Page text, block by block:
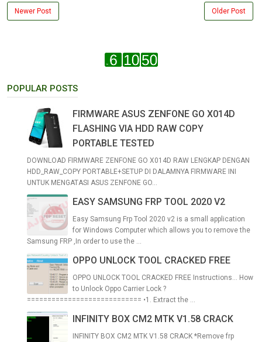
Newer Post Older Post
POPULAR POSTS
FIRMWARE ASUS ZENFONE GO X014D
FLASHING VIA HDD RAW COPY
PORTABLE TESTED
DOWNLOAD FIRMWARE ZENFONE GO X014D RAW LENGKAP DENGAN
HDD_RAW_COPY PORTABLE+SETUP DI DALAMNYA FIRMWARE INI
UNTUK MENGATASI ASUS ZENFONE GO...
EASY SAMSUNG FRP TOOL 2020 V2
Easy Samsung Frp Tool 2020 v2 is a small application
for Windows Computer which allows you to remove the
Samsung FRP ,In order to use the ...
OPPO UNLOCK TOOL CRACKED FREE
OPPO UNLOCK TOOL CRACKED FREE Instructions... How
to Unlock Oppo Carrier Lock ?
============================ •1. Extract the ...
INFINITY BOX CM2 MTK V1.58 CRACK
INFINITY BOX CM2 MTK V1.58 CRACK *Remove frp